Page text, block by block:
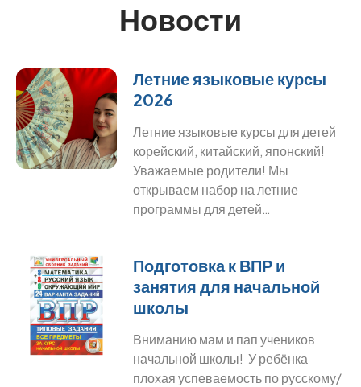
Новости
Летние языковые курсы
2026
Летние языковые курсы для детей
корейский, китайский, японский!
Уважаемые родители! Мы
открываем набор на летние
программы для детей…
Подготовка к ВПР и
занятия для начальной
школы
Вниманию мам и пап учеников
начальной школы! У ребёнка
плохая успеваемость по русскому/